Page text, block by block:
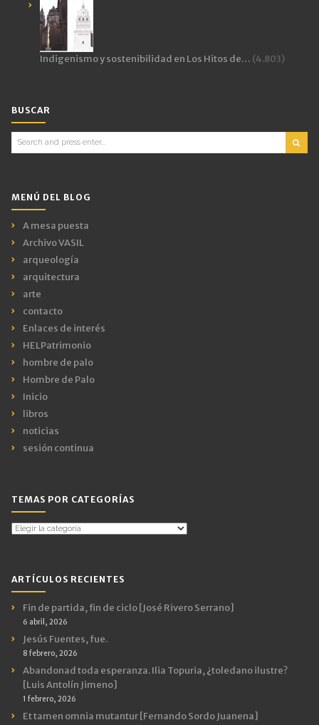
Indigenismo y sostenibilidad en Los Hitos de… (4.803)
BUSCAR
Search
for:
MENÚ DEL BLOG
A mesa puesta
Archivo VASIL
arqueología
arquitectura
arte
contacto
Enlaces de interés
HELPatrimonio
hombre de palo
Hombre de Palo
Inicio
libros
noticias
sesión continua
TEMAS POR CATEGORÍAS
Temas
ARTÍCULOS RECIENTES
Fin de partida, fin de ciclo [José Rivero Serrano]
6 abril, 2026
Jesús Fuentes, fue.
8 febrero, 2026
Abandonad toda esperanza. Ilia Topuria, ¿toledano ilustre?
[Luis Antolín Jimeno]
1 febrero, 2026
Et tamen omnia mutantur [Fernando Sordo Juanena]